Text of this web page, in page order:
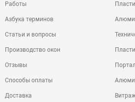
Работы
Азбука терминов
Статьи и вопросы
Производство окон
Отзывы
Способы оплаты
Доставка